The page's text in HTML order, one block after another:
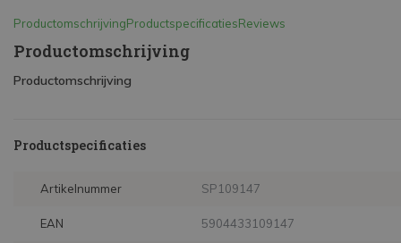
ProductomschrijvingProductspecificatiesReviews
Productomschrijving
Productomschrijving
Productspecificaties
Artikelnummer SP109147
EAN 5904433109147